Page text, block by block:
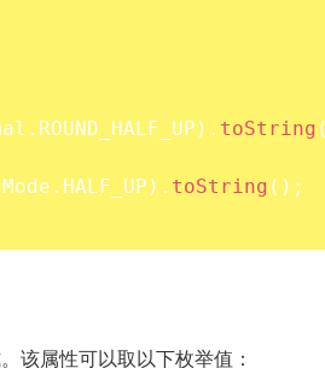
. ROUND_HALF_UP ) . toString (
. HALF_UP ) . toString ( ) ;
该属性可以取以下枚举值：